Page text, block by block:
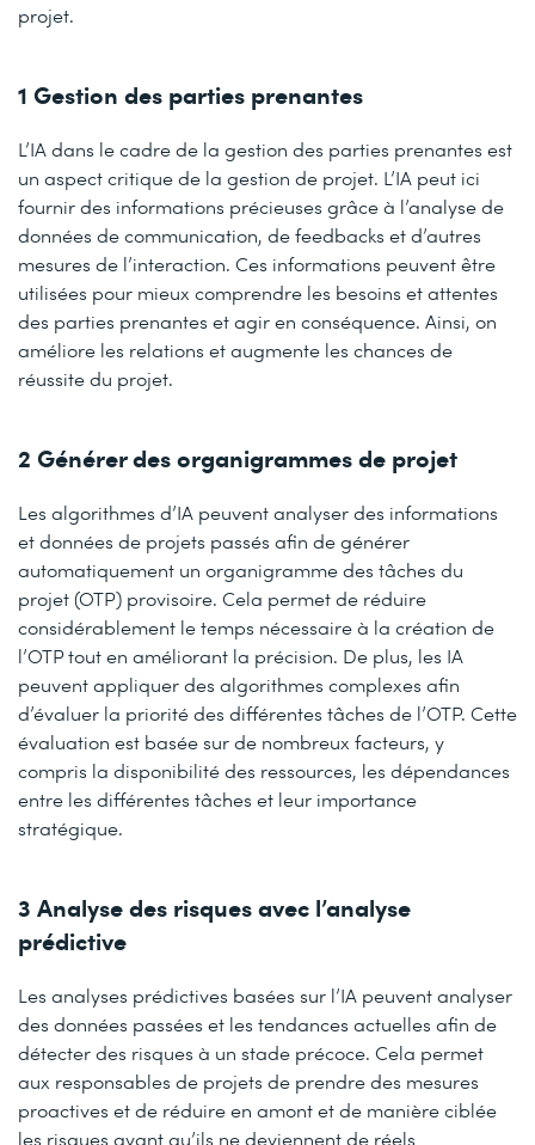
projet.
1 Gestion des parties prenantes
L’IA dans le cadre de la gestion des parties prenantes est
un aspect critique de la gestion de projet. L’IA peut ici
fournir des informations précieuses grâce à l’analyse de
données de communication, de feedbacks et d’autres
mesures de l’interaction. Ces informations peuvent être
utilisées pour mieux comprendre les besoins et attentes
des parties prenantes et agir en conséquence. Ainsi, on
améliore les relations et augmente les chances de
réussite du projet.
2 Générer des organigrammes de projet
Les algorithmes d’IA peuvent analyser des informations
et données de projets passés afin de générer
automatiquement un organigramme des tâches du
projet (OTP) provisoire. Cela permet de réduire
considérablement le temps nécessaire à la création de
l’OTP tout en améliorant la précision. De plus, les IA
peuvent appliquer des algorithmes complexes afin
d’évaluer la priorité des différentes tâches de l’OTP. Cette
évaluation est basée sur de nombreux facteurs, y
compris la disponibilité des ressources, les dépendances
entre les différentes tâches et leur importance
stratégique.
3 Analyse des risques avec l’analyse
prédictive
Les analyses prédictives basées sur l’IA peuvent analyser
des données passées et les tendances actuelles afin de
détecter des risques à un stade précoce. Cela permet
aux responsables de projets de prendre des mesures
proactives et de réduire en amont et de manière ciblée
les risques avant qu’ils ne deviennent de réels